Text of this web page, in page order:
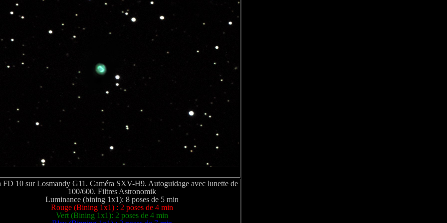
FD 10 sur Losmandy G11. Caméra SXV-H9. Autoguidage avec lunette de
100/600. Filtres Astronomik
Luminance (bining 1x1): 8 poses de 5 min
Rouge (Bining 1x1) : 2 poses de 4 min
Vert (Bining 1x1): 2 poses de 4 min